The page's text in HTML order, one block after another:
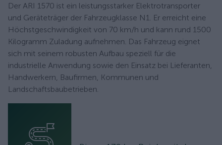
Der ARI 1570 ist ein leistungsstarker Elektrotransporter
und Geräteträger der Fahrzeugklasse N1. Er erreicht eine
Höchstgeschwindigkeit von 70 km/h und kann rund 1500
Kilogramm Zuladung aufnehmen. Das Fahrzeug eignet
sich mit seinem robusten Aufbau speziell für die
industrielle Anwendung sowie den Einsatz bei Lieferanten,
Handwerkern, Baufirmen, Kommunen und
Landschaftsbaubetrieben.